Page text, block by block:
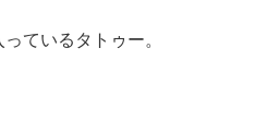
ているタトゥー。